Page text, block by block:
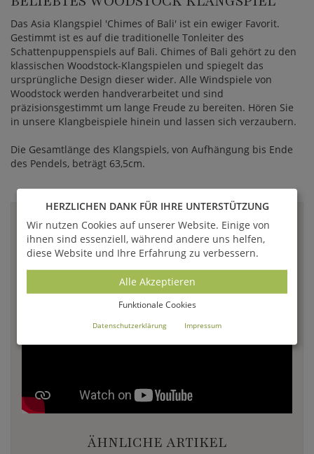
Das Asia Klangspiel 'Chimes of Bali' ist ein ewiger Favorit.
Gestimmt ist es auf die traditionelle Tonleiter des
Schattenpuppenspiels auf Bali. Chimes of Bali gehört zu den
klassischen Woodstock-Klangspielen und spiegelt das
ursprüngliche Design dieser wider. Alle Windspiele von
Woodstock werden handverarbeitet und sind
präzisionsgestimmt um lange Freude zu bereiten. Hören Sie
in unsere Klangbeispiele hinein und lassen sich verzaubern.
Die Gesamtlänge des Klangspiels, von Aufhängung bis Ende
des Pendels, beträgt 63,5cm.
VIDEO(S)
ÄHNLICHE ARTIKEL
HERZLICHEN DANK FÜR IHRE UNTERSTÜTZUNG
Wir nutzen Cookies auf unserer Website. Einige von
ihnen sind essenziell, während andere uns helfen,
diese Website und Ihre Erfahrung zu verbessern.
Alle Akzeptieren
Funktionale Cookies
Datenschutzerklärung Impressum